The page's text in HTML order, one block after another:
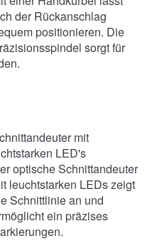
der Rückanschlag
positionieren. Die
sorgt für
mit
LED's
optische Schnittandeuter
leuchtstarken LEDs zeigt
Schnittlinie an und
ein präzises